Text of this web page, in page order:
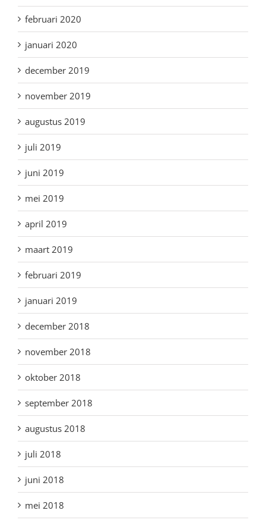
februari 2020
januari 2020
december 2019
november 2019
augustus 2019
juli 2019
juni 2019
mei 2019
april 2019
maart 2019
februari 2019
januari 2019
december 2018
november 2018
oktober 2018
september 2018
augustus 2018
juli 2018
juni 2018
mei 2018